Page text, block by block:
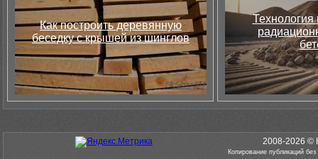
Как построить деревянную
беседку с крышей из шинглов
Технология
2008-2026 ©
Копирование публикаций